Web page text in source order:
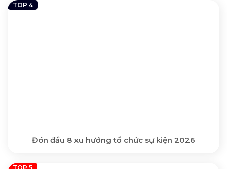
Đón đầu 8 xu hướng tổ chức sự kiện 2026